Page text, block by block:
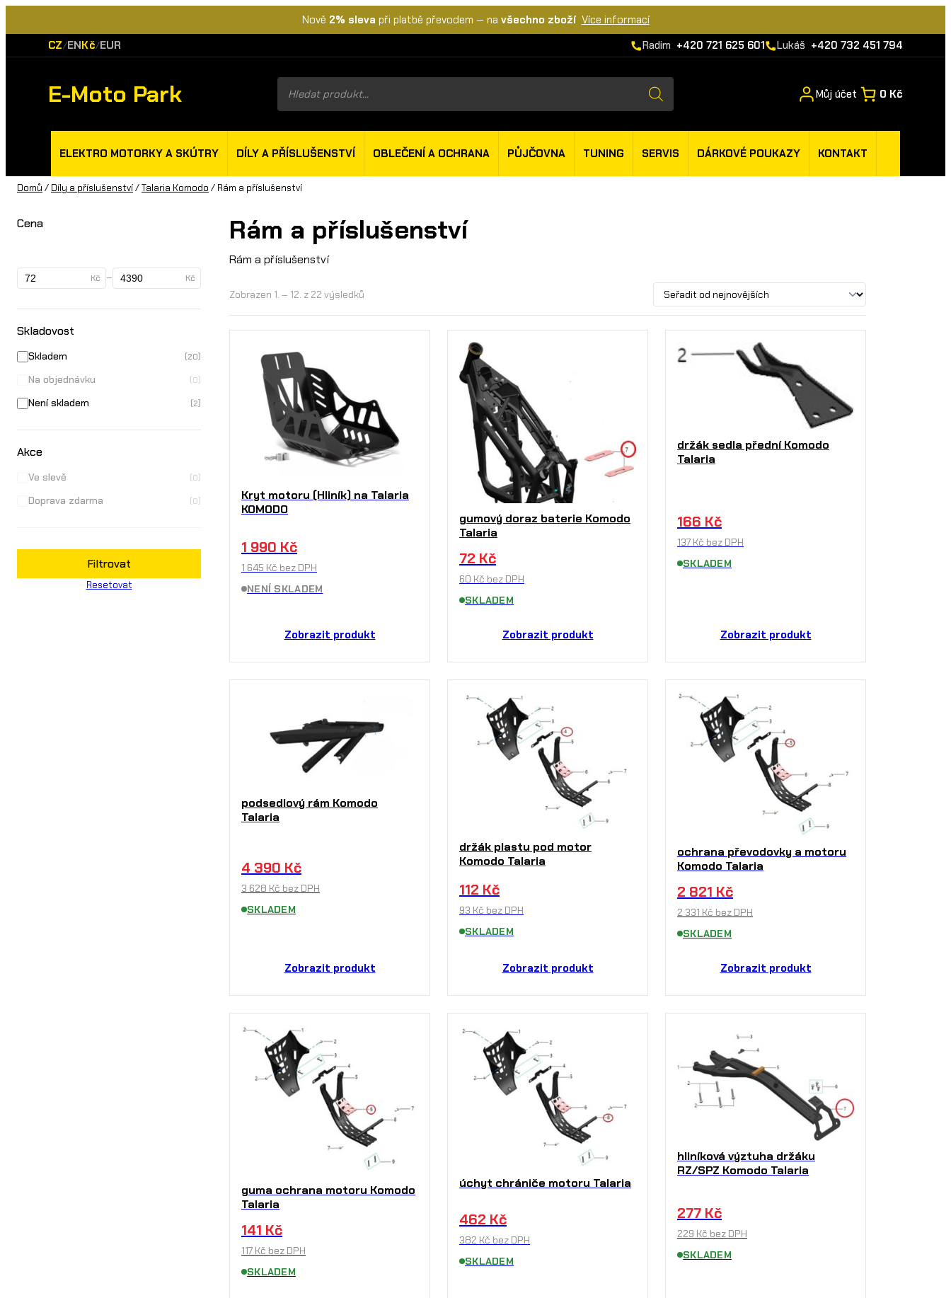
Nově 2% sleva při platbě převodem — na všechno zboží Více informací
CZ/ENKč/EUR Radim +420 721 625 601 Lukáš +420 732 451 794
E-Moto Park
Products
search
Můj účet 0 Kč
ELEKTRO MOTORKY A SKÚTRY DÍLY A PŘÍSLUŠENSTVÍ OBLEČENÍ A OCHRANA PŮJČOVNA TUNING SERVIS DÁRKOVÉ POUKAZY KONTAKT
Domů / Díly a příslušenství/Talaria Komodo / Rám a příslušenství
Cena
Kč – Kč
Skladovost
Skladem (20)
Na objednávku (0)
Není skladem (2)
Akce
Ve slevě (0)
Doprava zdarma (0)
Filtrovat
Resetovat
Rám a příslušenství
Rám a příslušenství
Zobrazen 1. – 12. z 22 výsledků
Kryt motoru (Hliník) na Talaria
KOMODO
1 990 Kč
1 645 Kč bez DPH
NENÍ SKLADEM
Zobrazit produkt
gumový doraz baterie Komodo
Talaria
72 Kč
60 Kč bez DPH
SKLADEM
Zobrazit produkt
držák sedla přední Komodo
Talaria
166 Kč
137 Kč bez DPH
SKLADEM
Zobrazit produkt
podsedlový rám Komodo
Talaria
4 390 Kč
3 628 Kč bez DPH
SKLADEM
Zobrazit produkt
držák plastu pod motor
Komodo Talaria
112 Kč
93 Kč bez DPH
SKLADEM
Zobrazit produkt
ochrana převodovky a motoru
Komodo Talaria
2 821 Kč
2 331 Kč bez DPH
SKLADEM
Zobrazit produkt
guma ochrana motoru Komodo
Talaria
141 Kč
117 Kč bez DPH
SKLADEM
úchyt chrániče motoru Talaria
462 Kč
382 Kč bez DPH
SKLADEM
hliníková výztuha držáku
RZ/SPZ Komodo Talaria
277 Kč
229 Kč bez DPH
SKLADEM